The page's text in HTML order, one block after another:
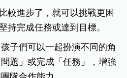
較進步了，就可以挑戰更困
持完成任務或達到目標。
孩子們可以一起扮演不同的角
題」或完成「任務」，增強